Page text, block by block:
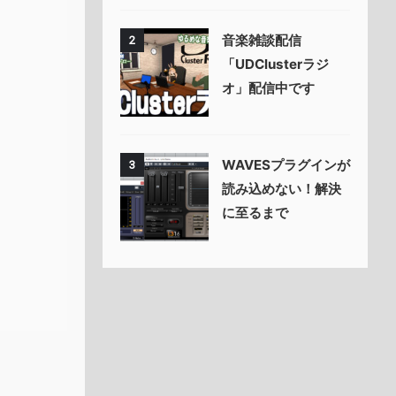
2
音楽雑談配信
「UDClusterラジ
オ」配信中です
3
WAVESプラグインが
読み込めない！解決
に至るまで